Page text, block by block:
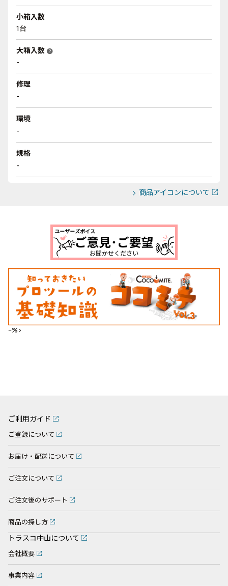
小箱入数
1台
大箱入数 help
-
修理
-
環境
-
規格
-
商品アイコンについて
--%>
ご利用ガイド
ご登録について
お届け・配送について
ご注文について
ご注文後のサポート
商品の探し方
トラスコ中山について
会社概要
事業内容